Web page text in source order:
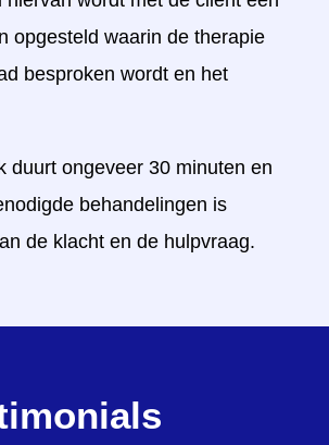
opgesteld waarin de therapie
besproken wordt en het
duurt ongeveer 30 minuten en
behandelingen is
de klacht en de hulpvraag.